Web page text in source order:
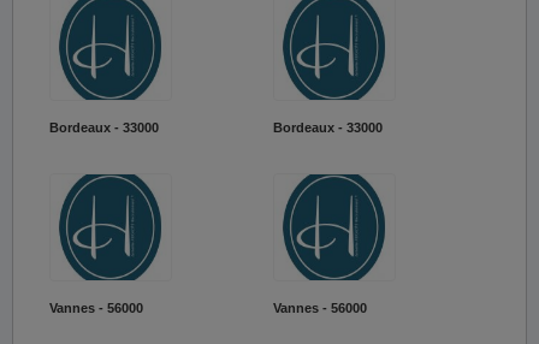
Bordeaux - 33000 Bordeaux - 33000
Vannes - 56000 Vannes - 56000